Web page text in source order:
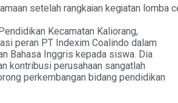
setelah rangkaian kegiatan lomba
Kecamatan Kaliorang,
peran PT Indexim Coalindo dalam
Bahasa Inggris kepada siswa. Dia
kontribusi perusahaan sangatlah
perkembangan bidang pendidikan